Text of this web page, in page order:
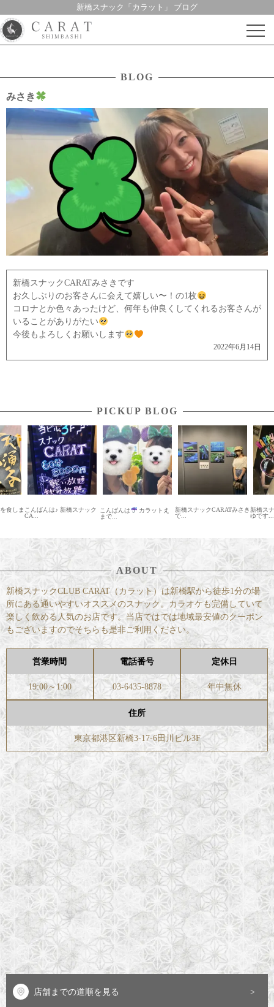
新橋スナック「カラット」 ブログ
Skip
BLOG
みさき
新橋スナックCARATみさきです
お久しぶりのお客さんに会えて嬉しい〜！の1枚
コロナとか色々あったけど、何年も仲良くしてくれるお客さんが
いることがありがたい
今後もよろしくお願いします
2022年6月14日
PICKUP BLOG
食しま こんばんは♪ 新橋スナック
CA...
こんばんは
カラットえ
まで...
新橋スナックCARATみさき
で...
新橋ス
ゆです...
ABOUT
新橋スナックCLUB CARAT（カラット）は新橋駅から徒歩1分の場
所にある通いやすいオススメのスナック。カラオケも完備していて
楽しく飲める人気のお店です。当店ではでは地域最安値のクーポン
もございますのでそちらも是非ご利用ください。
営業時間
19:00～1:00
電話番号
03-6435-8878
定休日
年中無休
住所
東京都港区新橋3-17-6田川ビル3F
店舗までの道順を見る